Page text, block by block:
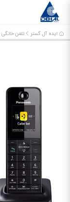
ایده آل گستر تلفن خانگی